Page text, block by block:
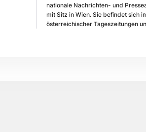
nationale Nachrichten- und
mit Sitz in Wien. Sie befindet sich
österreichischer Tageszeitungen